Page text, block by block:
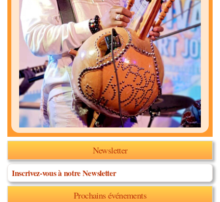
Newsletter
Inscrivez-vous à notre Newsletter
Prochains événements